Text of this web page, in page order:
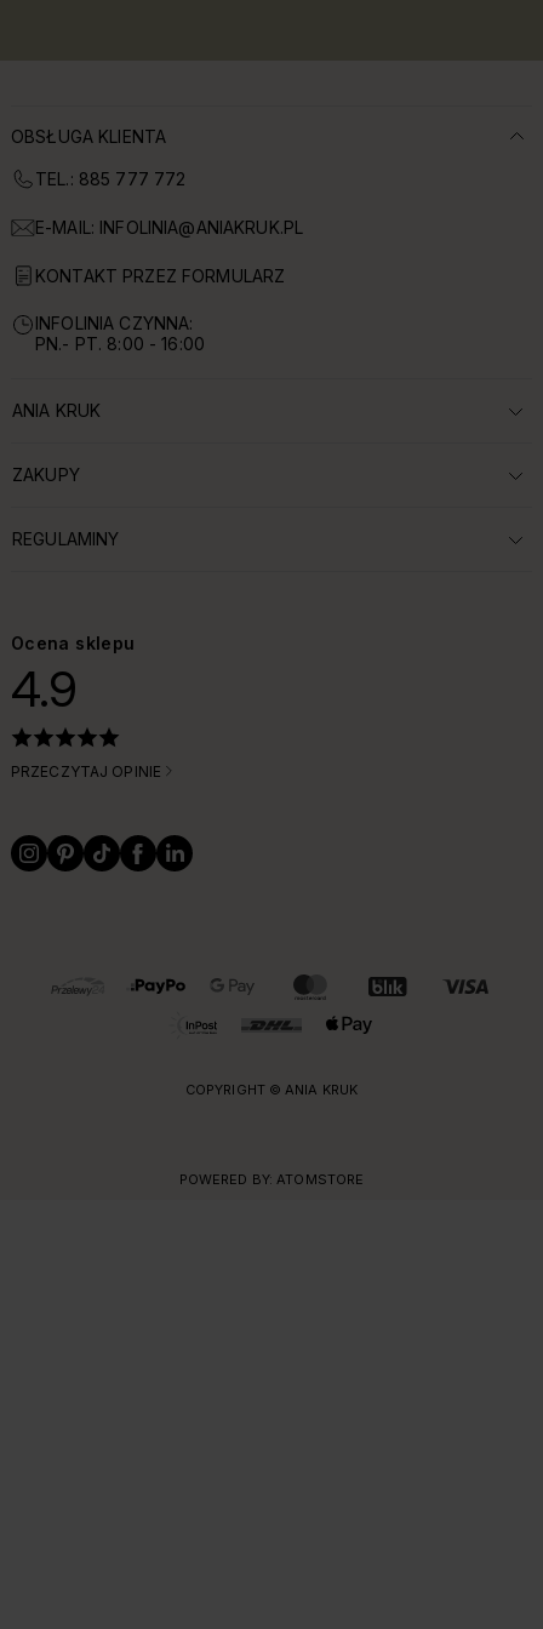
OBSŁUGA KLIENTA
TEL.: 885 777 772
E-MAIL: INFOLINIA@ANIAKRUK.PL
KONTAKT PRZEZ FORMULARZ
INFOLINIA CZYNNA:
PN.- PT. 8:00 - 16:00
ROZWIŃ SEKCJĘ:
ANIA KRUK
ROZWIŃ SEKCJĘ:
ZAKUPY
ROZWIŃ SEKCJĘ:
REGULAMINY
Ocena sklepu
4.9
PRZECZYTAJ OPINIE
OBSŁUGIWANE FORMY PŁATNOŚCI I DOSTAWY
COPYRIGHT © ANIA KRUK
POWERED BY: ATOMSTORE